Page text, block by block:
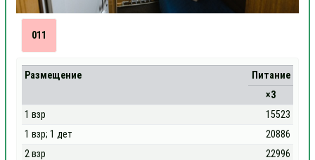
011
Размещение
Питание
×3
1 взр
15523
1 взр; 1 дет
20886
2 взр
22996